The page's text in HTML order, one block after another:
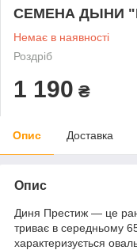
СЕМЕНА ДЫНИ
Немає в наявності
Роздріб
1 190 ₴
Опис Доставка
Опис
Диня Престиж — це
триває в середньому
характеризується